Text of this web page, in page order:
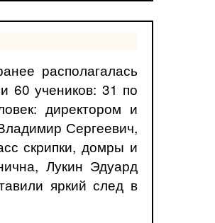
располагалась
60 учеников: 31 по
директором и
Сергеевич,
скрипки, домры и
Лукин Эдуард
яркий след в